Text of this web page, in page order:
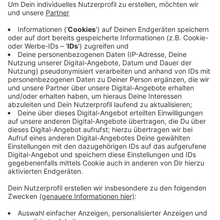
daraufhin mit einem Laptop, Kleingeld und
Tankgutscheinen. Als die Polizei kurze Zeit später
vor Ort war, staunten die Beamten. Denn der
mutmaßliche Einbrecher war wieder auf der Straße
vor dem Haus. Die Polizei nahm ihn sofort fest.
Warum er zurückgekommen ist, sei noch unklar,
sagte ein Polizeisprecher.
Veröffentlicht:Dienstag, 28.04.2020 06:27
Anzeige
Anzeige